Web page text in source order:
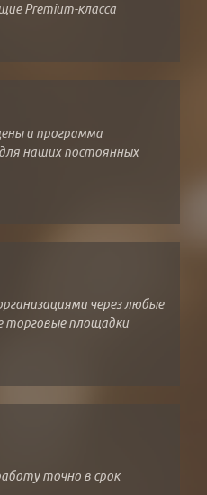
Premium-класса
и программа
наших постоянных
через любые
торговые площадки
точно в срок